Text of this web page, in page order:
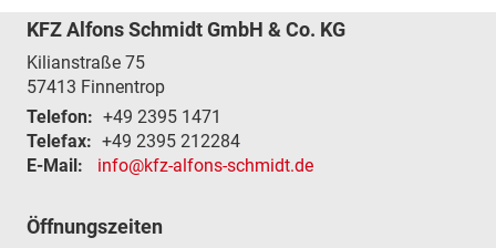
KFZ Alfons Schmidt GmbH & Co. KG
Kilianstraße 75
57413 Finnentrop
Telefon: +49 2395 1471
Telefax: +49 2395 212284
E-Mail:
info@kfz-alfons-schmidt.de
Öffnungszeiten